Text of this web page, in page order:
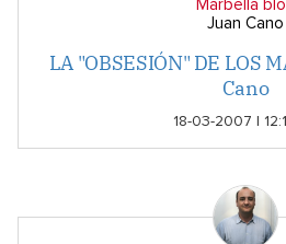
Marbella
Juan Cano
LA "OBSESIÓN" DE LOS
Cano
18-03-2007 |